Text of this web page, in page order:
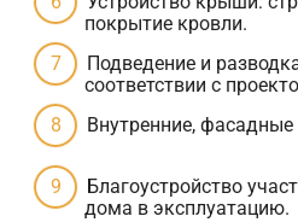
покрытие кровли.
Подведение и
соответствии с
Внутренние,
Благоустройство
дома в эксплуатацию.